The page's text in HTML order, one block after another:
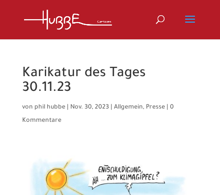
Karikatur des Tages
30.11.23
von phil hubbe| Nov. 30, 2023| Allgemein, Presse| 0
Kommentare